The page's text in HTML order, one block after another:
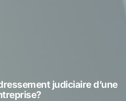
judiciaire d’une